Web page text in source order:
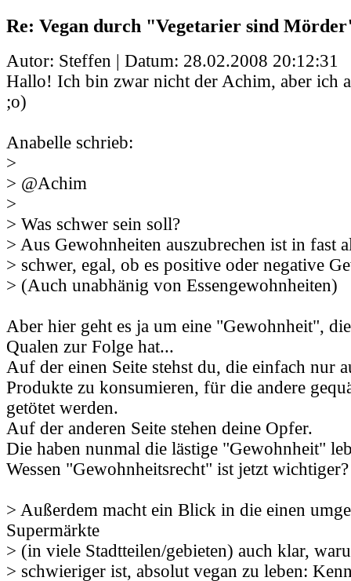
Re: Vegan durch "Vegetarier sind
Autor: Steffen | Datum: 28.02.2008 20:12:31
Hallo! Ich bin zwar nicht der Achim, aber ich
;o)
Anabelle schrieb:
>
> @Achim
>
> Was schwer sein soll?
> Aus Gewohnheiten auszubrechen ist in fast
> schwer, egal, ob es positive oder negative
> (Auch unabhänig von Essengewohnheiten)
Aber hier geht es ja um eine "Gewohnheit",
Qualen zur Folge hat...
Auf der einen Seite stehst du, die einfach nur
Produkte zu konsumieren, für die andere
getötet werden.
Auf der anderen Seite stehen deine Opfer.
Die haben nunmal die lästige "Gewohnheit"
Wessen "Gewohnheitsrecht" ist jetzt wichtiger?
> Außerdem macht ein Blick in die einen
Supermärkte
> (in viele Stadtteilen/gebieten) auch klar,
> schwieriger ist, absolut vegan zu leben: